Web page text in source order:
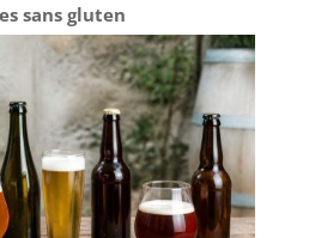
de haute qualité] : le
présentoir à gâteaux
multifonctionnel est
fabriqué en bois, sans
BPA, sain et écologique,
vous pouvez donc
l'utiliser sans hésitation.
Le présentoir à gâteaux
est transparent et
sans gluten